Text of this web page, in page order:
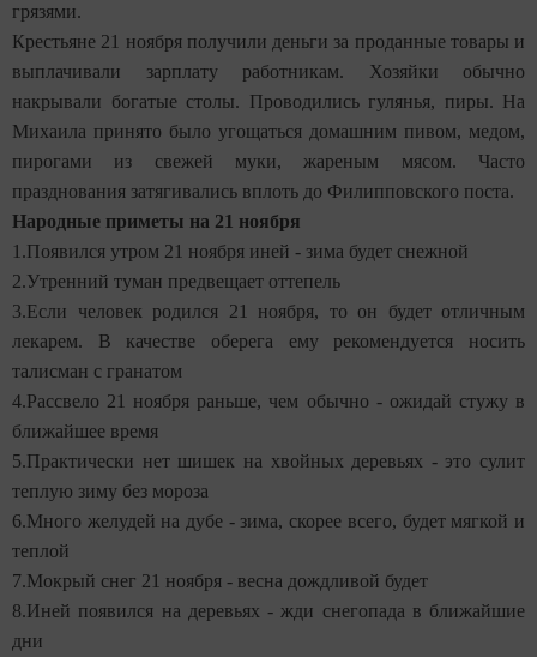
грязями.
Крестьяне 21 ноября получили деньги за проданные товары и
выплачивали зарплату работникам. Хозяйки обычно
накрывали богатые столы. Проводились гулянья, пиры. На
Михаила принято было угощаться домашним пивом, медом,
пирогами из свежей муки, жареным мясом. Часто
празднования затягивались вплоть до Филипповского поста.
Народные приметы на 21 ноября
1.Появился утром 21 ноября иней - зима будет снежной
2.Утренний туман предвещает оттепель
3.Если человек родился 21 ноября, то он будет отличным
лекарем. В качестве оберега ему рекомендуется носить
талисман с гранатом
4.Рассвело 21 ноября раньше, чем обычно - ожидай стужу в
ближайшее время
5.Практически нет шишек на хвойных деревьях - это сулит
теплую зиму без мороза
6.Много желудей на дубе - зима, скорее всего, будет мягкой и
теплой
7.Мокрый снег 21 ноября - весна дождливой будет
8.Иней появился на деревьях - жди снегопада в ближайшие
дни